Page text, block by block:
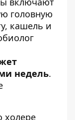
головную
кашель и
недель.
холере